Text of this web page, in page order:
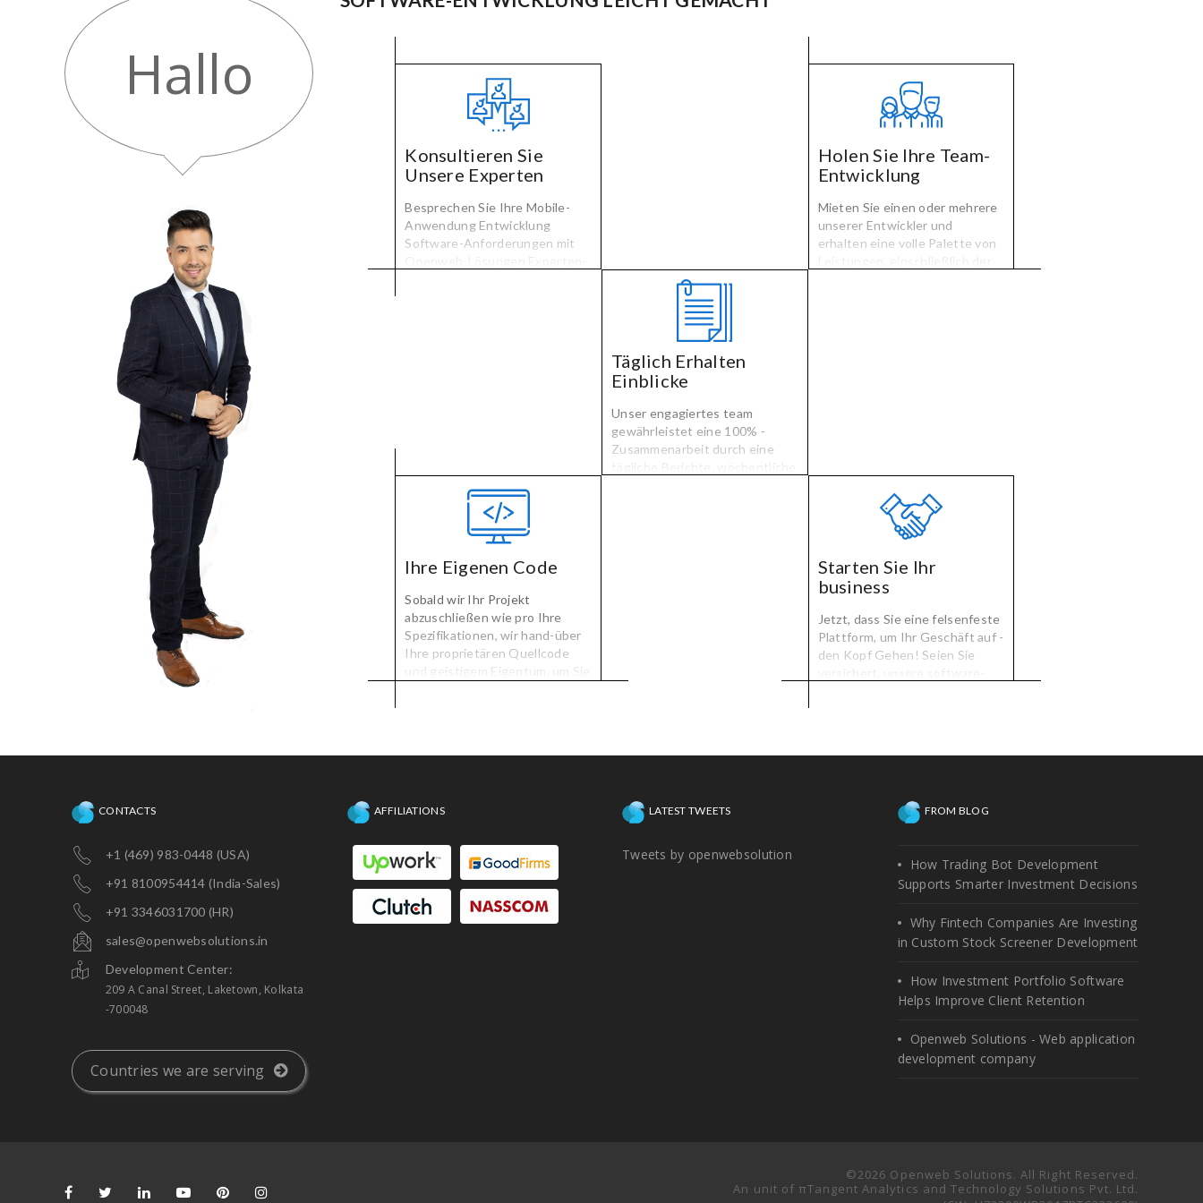
Hallo
Konsultieren Sie
Unsere Experten
Besprechen Sie Ihre Mobile-
Anwendung Entwicklung
Software-Anforderungen mit
Openweb-Lösungen Experten-
Holen Sie Ihre Team-
Entwicklung
Mieten Sie einen oder mehrere
unserer Entwickler und
erhalten eine volle Palette von
Leistungen, einschließlich der
Täglich Erhalten
Einblicke
Unser engagiertes team
gewährleistet eine 100% -
Zusammenarbeit durch eine
tägliche Berichte, wöchentliche
Ihre Eigenen Code
Sobald wir Ihr Projekt
abzuschließen wie pro Ihre
Spezifikationen, wir hand-über
Ihre proprietären Quellcode
und geistigem Eigentum, um Sie
Starten Sie Ihr
business
Jetzt, dass Sie eine felsenfeste
Plattform, um Ihr Geschäft auf -
den Kopf Gehen! Seien Sie
versichert, unsere software-
CONTACTS
+1 (469) 983-0448 (USA)
+91 8100954414 (India-Sales)
+91 3346031700 (HR)
sales@openwebsolutions.in
Development Center:
209 A Canal Street, Laketown, Kolkata
-700048
Countries we are serving
AFFILIATIONS LATEST TWEETS
Tweets by openwebsolution
FROM BLOG
How Trading Bot Development
Supports Smarter Investment Decisions
Why Fintech Companies Are Investing
in Custom Stock Screener Development
How Investment Portfolio Software
Helps Improve Client Retention
Openweb Solutions - Web application
development company
©2026 Openweb Solutions. All Right Reserved.
An unit of πTangent Analytics and Technology Solutions Pvt. Ltd.